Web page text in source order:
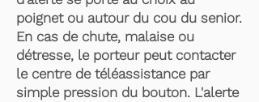
poignet ou autour du cou du senior.
En cas de chute, malaise ou
détresse, le porteur peut contacter
le centre de téléassistance par
simple pression du bouton. L'alerte